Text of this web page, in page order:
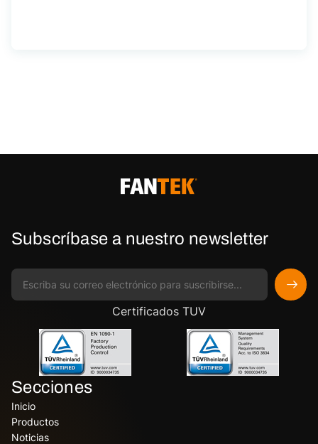
Subscríbase a nuestro newsletter
Certificados TUV
Secciones
Inicio
Productos
Noticias